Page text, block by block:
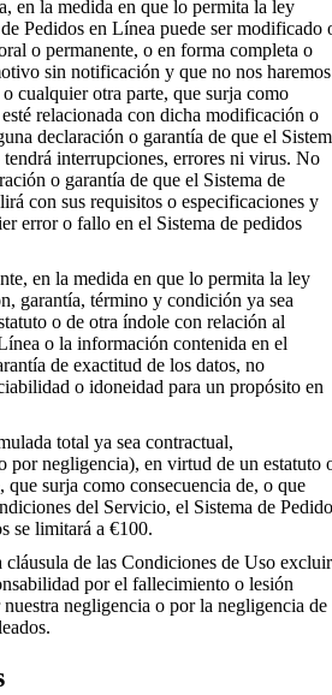
en la medida en que lo permita la ley
Pedidos en Línea puede ser modificado
o permanente, o en forma completa o
sin notificación y que no nos haremos
o cualquier otra parte, que surja como
relacionada con dicha modificación o
declaración o garantía de que el
interrupciones, errores ni virus. No
o garantía de que el Sistema de
con sus requisitos o especificaciones y
error o fallo en el Sistema de pedidos
en la medida en que lo permita la ley
garantía, término y condición ya sea
o de otra índole con relación al
o la información contenida en el
de exactitud de los datos, no
o idoneidad para un propósito en
total ya sea contractual,
por negligencia), en virtud de un estatuto
surja como consecuencia de, o que
del Servicio, el Sistema de
se limitará a €100.
de las Condiciones de Uso
por el fallecimiento o lesión
negligencia o por la negligencia de